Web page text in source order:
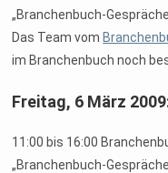
„Branchenbuch-
Das Team vom
im Branchenbuch noch
Freitag, 6 März
11:00 bis 16:00
„Branchenbuch-